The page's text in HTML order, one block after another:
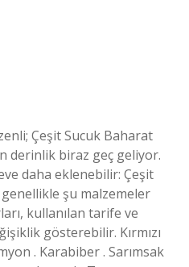
Çeşit Sucuk Baharat
derinlik biraz geç geliyor.
daha eklenebilir: Çeşit
şu malzemeler
kullanılan tarife ve
gösterebilir. Kırmızı
. Karabiber . Sarımsak